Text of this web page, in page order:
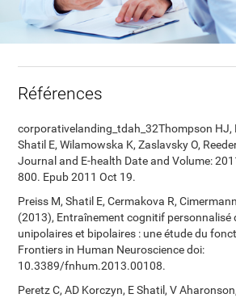
Références
corporativelanding_tdah_32Thompson HJ,
Shatil E, Wilamowska K, Zaslavsky O,
Journal and E-health Date and Volume:
800. Epub 2011 Oct 19.
Preiss M, Shatil E, Cermakova R,
(2013), Entraînement cognitif personnalisé
unipolaires et bipolaires : une étude du
Frontiers in Human Neuroscience doi:
10.3389/fnhum.2013.00108.
Peretz C, AD Korczyn, E Shatil, V